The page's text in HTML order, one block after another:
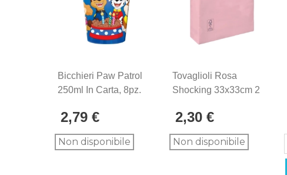
Bicchieri Paw Patrol
250ml In Carta, 8pz.
2,79 €
Non disponibile
Tovaglioli Rosa
Shocking 33x33cm 2
2,30 €
Non disponibile